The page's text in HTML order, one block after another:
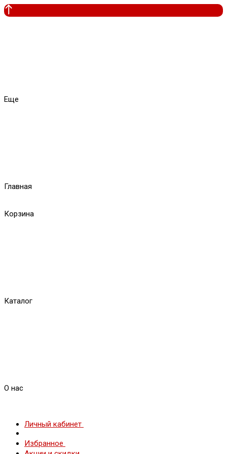
Еще
Главная
Корзина
Каталог
О нас
Личный кабинет
Избранное